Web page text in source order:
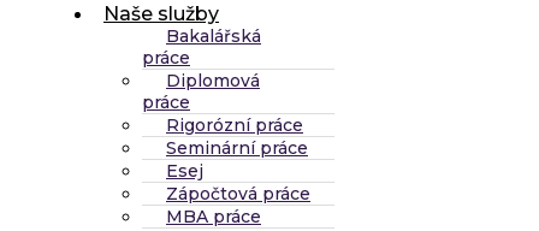
Naše služby
Bakalářská
práce
Diplomová
práce
Rigorózní práce
Seminární práce
Esej
Zápočtová práce
MBA práce